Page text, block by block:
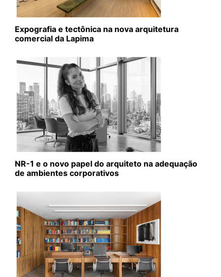
Expografia e tectônica na nova arquitetura
comercial da Lapima
NR-1 e o novo papel do arquiteto na adequação
de ambientes corporativos